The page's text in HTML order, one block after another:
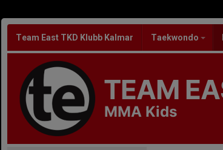
Team East TKD Klubb Kalmar Taekwondo
TEAM
MMA Kids